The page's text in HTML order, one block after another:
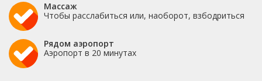
Массаж
Чтобы расслабиться или, наоборот, взбодриться
Рядом аэропорт
Аэропорт в 20 минутах